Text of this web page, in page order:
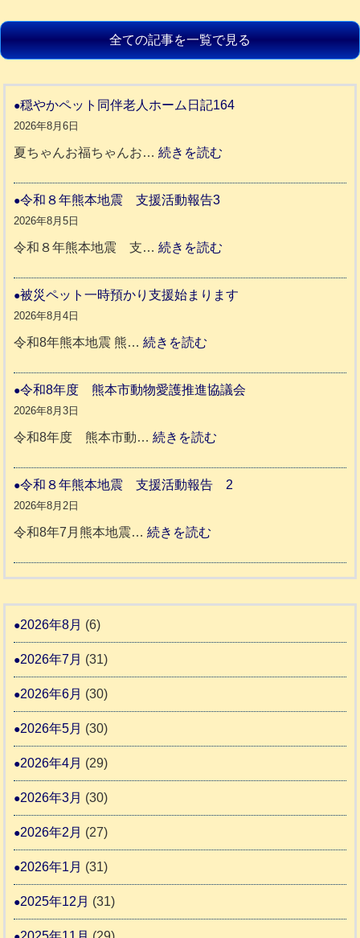
全ての記事を一覧で見る
穏やかペット同伴老人ホーム日記164
2026年8月6日
夏ちゃんお福ちゃんお…続きを読む
ト
人
ホ
日
記
令和８年熊本地震 支援活動報告3
2026年8月5日
令和８年熊本地震 支…続きを読む
和
本
支
報
3
被災ペット一時預かり支援始まります
2026年8月4日
令和8年熊本地震 熊…続きを読む
災
ッ
一
り
り
令和8年度 熊本市動物愛護推進協議会
2026年8月3日
令和8年度 熊本市動…続きを読む
和
市
議
令和８年熊本地震 支援活動報告 2
2026年8月2日
令和8年7月熊本地震…続きを読む
和
熊
震
援
報
2026年8月 (6)
2026年7月 (31)
2026年6月 (30)
2026年5月 (30)
2026年4月 (29)
2026年3月 (30)
2026年2月 (27)
2026年1月 (31)
2025年12月 (31)